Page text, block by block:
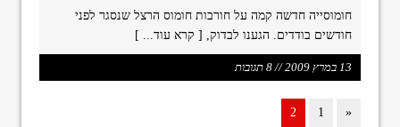
חומוסייה חדשה קמה על חורבות חומוס הרצל שנסגר לפני
חודשים בודדים. הגענו לבדוק,
[ קרא עוד... ]
13 במרץ 2009 // 8 תגובות
«
1
2